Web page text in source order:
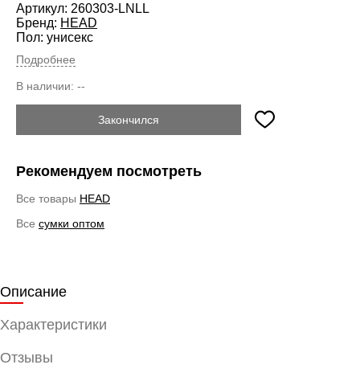
Артикул: 260303-LNLL
Бренд: HEAD
Пол: унисекс
Подробнее
В наличии: --
Закончился
Рекомендуем посмотреть
Все товары HEAD
Все сумки оптом
Описание
Характеристики
Отзывы